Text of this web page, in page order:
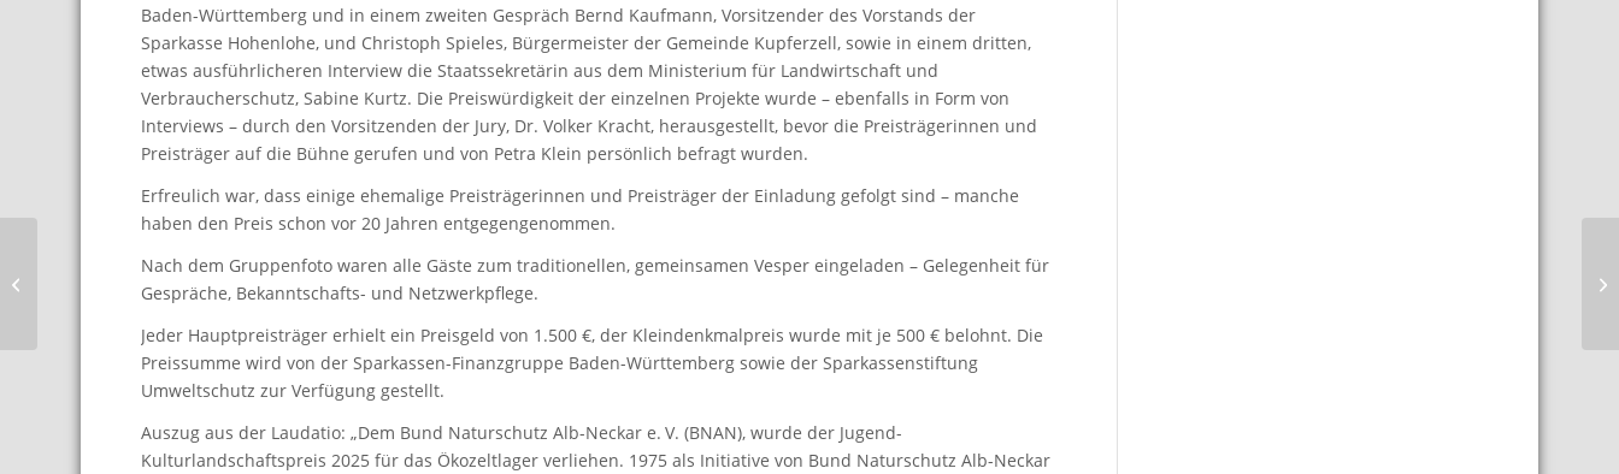
Baden-Württemberg und in einem zweiten Gespräch Bernd Kaufmann, Vorsitzender des Vorstands der
Sparkasse Hohenlohe, und Christoph Spieles, Bürgermeister der Gemeinde Kupferzell, sowie in einem dritten,
etwas ausführlicheren Interview die Staatssekretärin aus dem Ministerium für Landwirtschaft und
Verbraucherschutz, Sabine Kurtz. Die Preiswürdigkeit der einzelnen Projekte wurde – ebenfalls in Form von
Interviews – durch den Vorsitzenden der Jury, Dr. Volker Kracht, herausgestellt, bevor die Preisträgerinnen und
Preisträger auf die Bühne gerufen und von Petra Klein persönlich befragt wurden.
Erfreulich war, dass einige ehemalige Preisträgerinnen und Preisträger der Einladung gefolgt sind – manche
haben den Preis schon vor 20 Jahren entgegengenommen.
Nach dem Gruppenfoto waren alle Gäste zum traditionellen, gemeinsamen Vesper eingeladen – Gelegenheit für
Gespräche, Bekanntschafts- und Netzwerkpflege.
Jeder Hauptpreisträger erhielt ein Preisgeld von 1.500 €, der Kleindenkmalpreis wurde mit je 500 € belohnt. Die
Preissumme wird von der Sparkassen-Finanzgruppe Baden-Württemberg sowie der Sparkassenstiftung
Umweltschutz zur Verfügung gestellt.
Auszug aus der Laudatio: „Dem Bund Naturschutz Alb-Neckar e. V. (BNAN), wurde der Jugend-
Kulturlandschaftspreis 2025 für das Ökozeltlager verliehen. 1975 als Initiative von Bund Naturschutz Alb-Neckar
Bericht Jugendzeltlager